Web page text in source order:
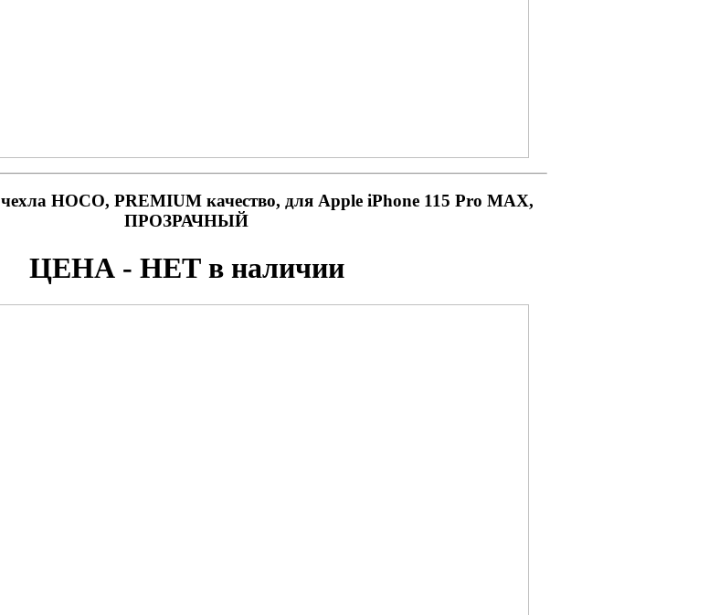
HOCO, PREMIUM качество, для Apple iPhone 115 Pro MAX,
ПРОЗРАЧНЫЙ
ЦЕНА - НЕТ в наличии